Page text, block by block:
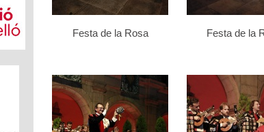
Festa de la Rosa Festa de la